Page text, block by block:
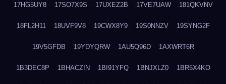
17HG5UY8 17SO7X9S 17UXEZ2B 17VE7UAW 181QKVNV
18FL2H11 18UVF9V8 19CWX8Y9 19S0NNZV 19SYNG2F
19V5GFDB 19YDYQRW 1AU5Q96D 1AXWRT6R
1B3DEC8P 1BHACZIN 1BI91YFQ 1BNJXLZ0 1BR5X4KO